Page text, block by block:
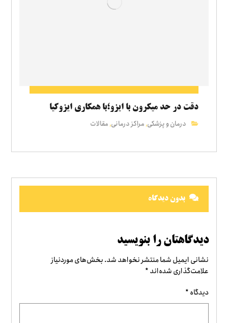
دقت در حد میکرون با ایزو؛با همکاری ایزوکیا
درمان و پزشکی,مراکز درمانی,مقالات
بدون دیدگاه
دیدگاهتان را بنویسید
نشانی ایمیل شما منتشر نخواهد شد.بخش‌های موردنیاز
علامت‌گذاری شده‌اند*
دیدگاه*